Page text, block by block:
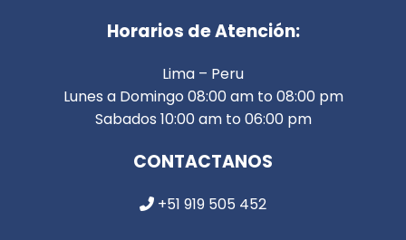
Horarios de Atención:
Lima – Peru
Lunes a Domingo 08:00 am to 08:00 pm
Sabados 10:00 am to 06:00 pm
CONTACTANOS
+51 919 505 452